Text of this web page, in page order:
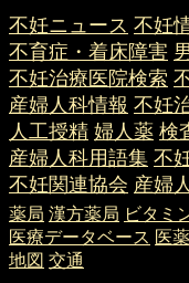
不妊ニュース 不妊
不育症・着床障害
不妊治療医院検索
産婦人科情報 不妊
人工授精 婦人薬 検
産婦人科用語集 不
不妊関連協会 産婦
薬局 漢方薬局 ビタミ
医療データベース 医
地図 交通